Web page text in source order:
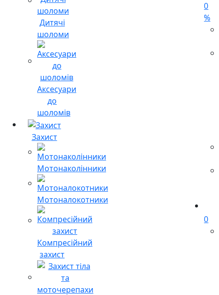
Дитячі
шоломи
Аксесуари
до
шоломів
Захист
Мотонаколінники
Мотоналокотники
Компресійний
захист
0
%
0